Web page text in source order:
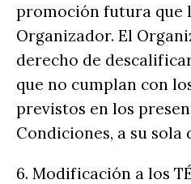
promoción futura que
Organizador. El
derecho de
que no cumplan con
previstos en los
Condiciones, a su sola
6. Modificación a los